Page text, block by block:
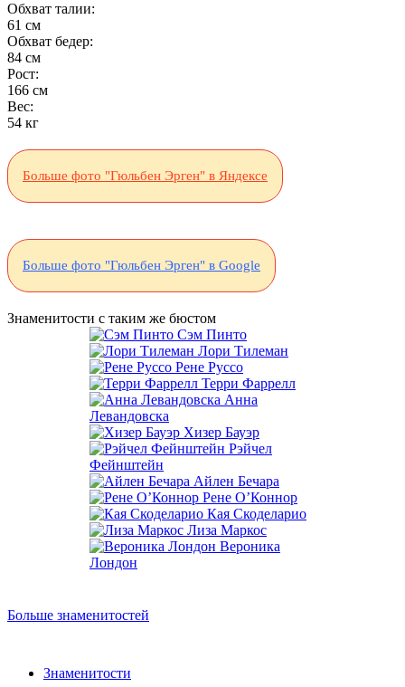
Обхват талии:
61 см
Обхват бедер:
84 см
Рост:
166 см
Вес:
54 кг
Больше фото "Гюльбен Эрген" в Яндексе
Больше фото "Гюльбен Эрген" в Google
Знаменитости с таким же бюстом
Сэм Пинто
Лори Тилеман
Рене Руссо
Терри Фаррелл
Анна
Левандовска
Хизер Бауэр
Рэйчел
Фейнштейн
Айлен Бечара
Рене О’Коннор
Кая Скоделарио
Лиза Маркос
Вероника
Лондон
Больше знаменитостей
Знаменитости